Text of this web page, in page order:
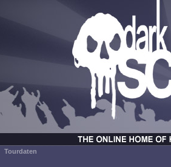
Tourdaten